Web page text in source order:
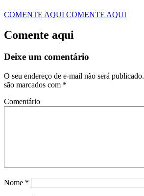
COMENTE AQUI COMENTE AQUI
Comente aqui
Deixe um comentário
O seu endereço de e-mail não será publicado.
são marcados com *
Comentário
Nome *